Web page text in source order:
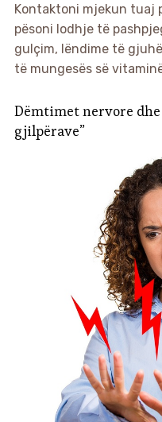
Kontaktoni mjekun tuaj
pësoni lodhje të
gulçim, lëndime të
të mungesës së
Dëmtimet nervore
gjilpërave”